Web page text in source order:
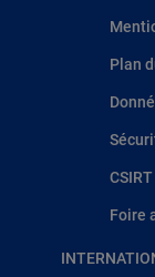
Plan
CSIRT
Foire